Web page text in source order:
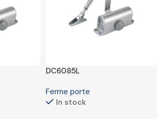
DC6085L
Ferme porte
In stock